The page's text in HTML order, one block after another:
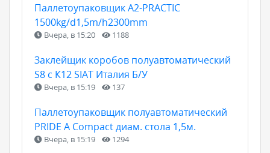
Паллетоупаковщик A2-PRACTIC
1500kg/d1,5m/h2300mm
Вчера, в 15:20 1188
Заклейщик коробов полуавтоматический
S8 с К12 SIAT Италия Б/У
Вчера, в 15:19 137
Паллетоупаковщик полуавтоматический
PRIDE A Compact диам. стола 1,5м.
Вчера, в 15:19 1294